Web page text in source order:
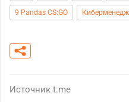
9 Pandas CS:GO
Источник t.me